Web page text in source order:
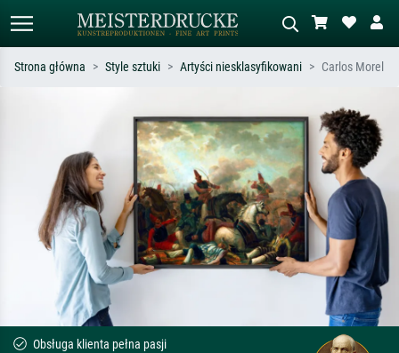
Szukaj wg artysty, tytułu lub stylu – np.
Monet, Gwiaździsta noc,
impresjonizm, fala Hokusaia, akt.
Opisz scenę – np. zielona łąka,
abstrakcja z czerwienią, ciemny olej,
stojący akt obok drzewa.
Strona główna Style sztuki Artyści niesklasyfikowani Carlos Morel
Obsługa klienta pełna pasji